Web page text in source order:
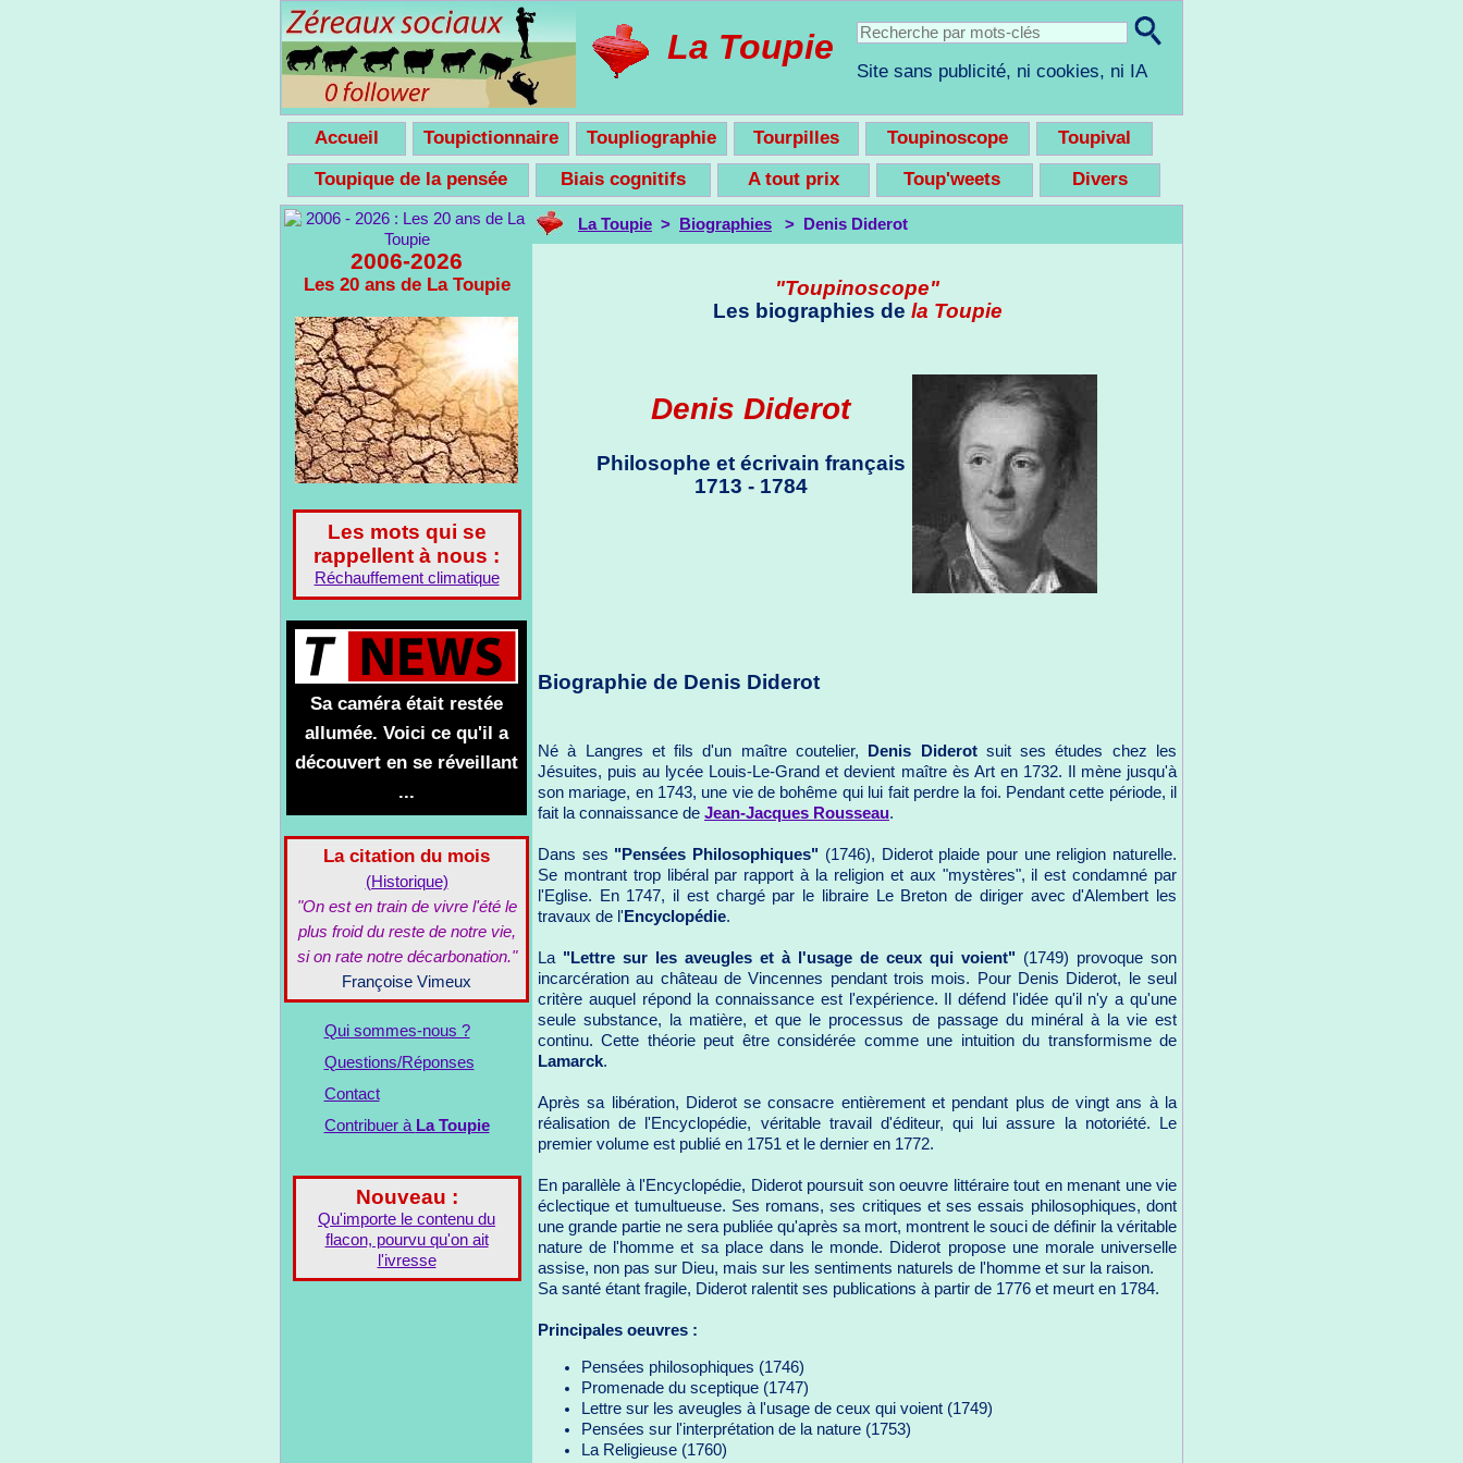
La Toupie
Site sans publicité, ni cookies, ni IA
Accueil Toupictionnaire Toupliographie Tourpilles Toupinoscope
Toupival
Toupique de la pensée
Biais cognitifs A tout prix Toup'weets Divers
2006-2026
Les 20 ans de La Toupie
Les mots qui se
rappellent à nous :
Réchauffement climatique
Sa caméra était restée
allumée. Voici ce qu'il a
découvert en se réveillant
...
La citation du mois
(Historique)
"On est en train de vivre l'été le
plus froid du reste de notre vie,
si on rate notre décarbonation."
Françoise Vimeux
Qui sommes-nous ?
Questions/Réponses
Contact
Contribuer à La Toupie
Nouveau :
Qu'importe le contenu du
flacon, pourvu qu'on ait
l'ivresse
La Toupie > Biographies > Denis Diderot
"Toupinoscope"
Les biographies de la Toupie
Denis Diderot
Philosophe et écrivain français
1713 - 1784
Biographie de Denis Diderot
Né à Langres et fils d'un maître coutelier, Denis Diderotsuit ses études chez les
Jésuites, puis au lycée Louis-Le-Grand et devient maître ès Art en 1732. Il mène jusqu'à
son mariage, en 1743, une vie de bohême qui lui fait perdre la foi. Pendant cette période, il
fait la connaissance de Jean-Jacques Rousseau.
Dans ses "Pensées Philosophiques" (1746), Diderot plaide pour une religion naturelle.
Se montrant trop libéral par rapport à la religion et aux "mystères", il est condamné par
l'Eglise. En 1747, il est chargé par le libraire Le Breton de diriger avec d'Alembert les
travaux de l' Encyclopédie.
La "Lettre sur les aveugles et à l'usage de ceux qui voient" (1749) provoque son
incarcération au château de Vincennes pendant trois mois. Pour Denis Diderot, le seul
critère auquel répond la connaissance est l'expérience. Il défend l'idée qu'il n'y a qu'une
seule substance, la matière, et que le processus de passage du minéral à la vie est
continu. Cette théorie peut être considérée comme une intuition du transformisme de
Lamarck.
Après sa libération, Diderot se consacre entièrement et pendant plus de vingt ans à la
réalisation de l'Encyclopédie, véritable travail d'éditeur, qui lui assure la notoriété. Le
premier volume est publié en 1751 et le dernier en 1772.
En parallèle à l'Encyclopédie, Diderot poursuit son oeuvre littéraire tout en menant une vie
éclectique et tumultueuse. Ses romans, ses critiques et ses essais philosophiques, dont
une grande partie ne sera publiée qu'après sa mort, montrent le souci de définir la véritable
nature de l'homme et sa place dans le monde. Diderot propose une morale universelle
assise, non pas sur Dieu, mais sur les sentiments naturels de l'homme et sur la raison.
Sa santé étant fragile, Diderot ralentit ses publications à partir de 1776 et meurt en 1784.
Principales oeuvres :
Pensées philosophiques (1746)
Promenade du sceptique (1747)
Lettre sur les aveugles à l'usage de ceux qui voient (1749)
Pensées sur l'interprétation de la nature (1753)
La Religieuse (1760)